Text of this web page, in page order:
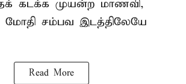
கடக்க முயன்ற மாணவி,
மோதி சம்பவ இடத்திலேயே
Read More